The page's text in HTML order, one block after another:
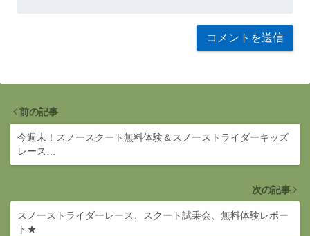
前の記事
今週末！スノースクート無料体験＆スノーストライダーキッズ
レース…
次の記事
スノーストライダーレース、スクート試乗会、無料体験レポー
ト★